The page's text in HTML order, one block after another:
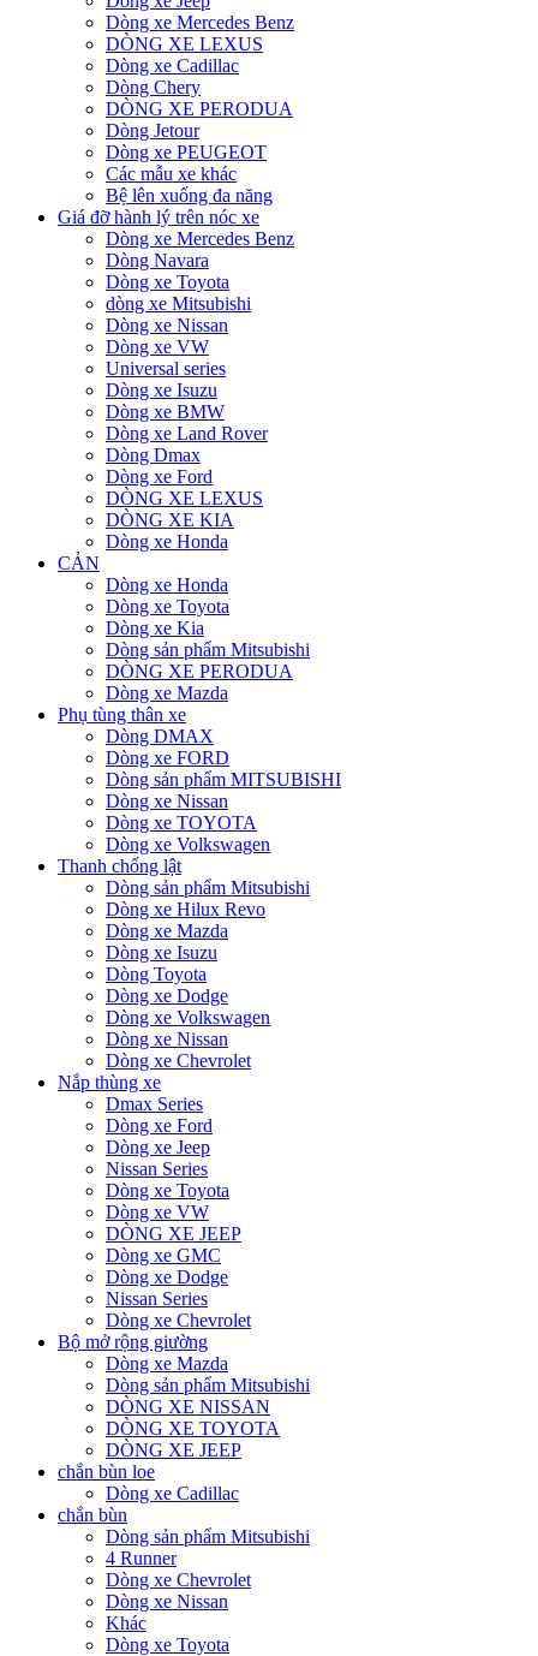
Dòng xe Mercedes Benz
DÒNG XE LEXUS
Dòng xe Cadillac
Dòng Chery
DÒNG XE PERODUA
Dòng Jetour
Dòng xe PEUGEOT
Các mẫu xe khác
Bệ lên xuống đa năng
Giá đỡ hành lý trên nóc xe
Dòng xe Mercedes Benz
Dòng Navara
Dòng xe Toyota
dòng xe Mitsubishi
Dòng xe Nissan
Dòng xe VW
Universal series
Dòng xe Isuzu
Dòng xe BMW
Dòng xe Land Rover
Dòng Dmax
Dòng xe Ford
DÒNG XE LEXUS
DÒNG XE KIA
Dòng xe Honda
CẢN
Dòng xe Honda
Dòng xe Toyota
Dòng xe Kia
Dòng sản phẩm Mitsubishi
DÒNG XE PERODUA
Dòng xe Mazda
Phụ tùng thân xe
Dòng DMAX
Dòng xe FORD
Dòng sản phẩm MITSUBISHI
Dòng xe Nissan
Dòng xe TOYOTA
Dòng xe Volkswagen
Thanh chống lật
Dòng sản phẩm Mitsubishi
Dòng xe Hilux Revo
Dòng xe Mazda
Dòng xe Isuzu
Dòng Toyota
Dòng xe Dodge
Dòng xe Volkswagen
Dòng xe Nissan
Dòng xe Chevrolet
Nắp thùng xe
Dmax Series
Dòng xe Ford
Dòng xe Jeep
Nissan Series
Dòng xe Toyota
Dòng xe VW
DÒNG XE JEEP
Dòng xe GMC
Dòng xe Dodge
Nissan Series
Dòng xe Chevrolet
Bộ mở rộng giường
Dòng xe Mazda
Dòng sản phẩm Mitsubishi
DÒNG XE NISSAN
DÒNG XE TOYOTA
DÒNG XE JEEP
chắn bùn loe
Dòng xe Cadillac
chắn bùn
Dòng sản phẩm Mitsubishi
4 Runner
Dòng xe Chevrolet
Dòng xe Nissan
Khác
Dòng xe Toyota